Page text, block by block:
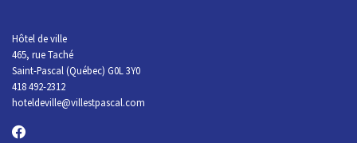
Hôtel de ville
465, rue Taché
Saint-Pascal (Québec) G0L 3Y0
418 492-2312
hoteldeville@villestpascal.com